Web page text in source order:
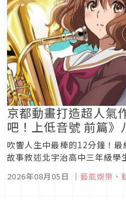
京都動畫打造超人氣
吧！上低音號 前篇》
吹響人生中最棒的12分鐘！最
故事敘述北宇治高中三年級學
一心，以及是否能實現獲得「
2026年08月05日 ｜ 藝能娛樂 、